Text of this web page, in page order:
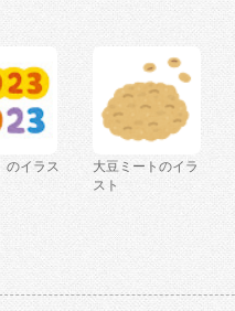
のイラス
大豆ミートのイラ
スト